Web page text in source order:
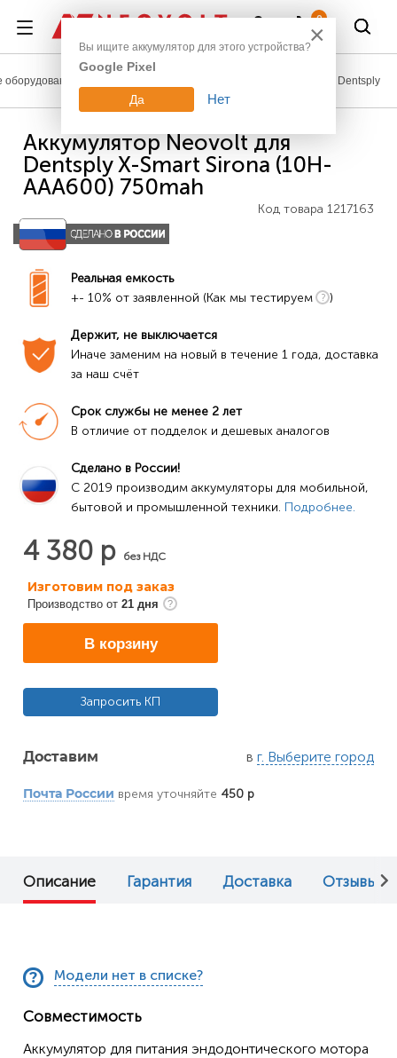
0
Dentsply
Аккумулятор Neovolt для
Dentsply X-Smart Sirona (10H-
AAA600) 750mah
Код товара 1217163
Реальная емкость
+- 10% от заявленной (Как мы тестируем
)
Держит, не выключается
Иначе заменим на новый в течение 1 года, доставка
за наш счёт
Срок службы не менее 2 лет
В отличие от подделок и дешевых аналогов
Сделано в России!
C 2019 производим аккумуляторы для мобильной,
бытовой и промышленной техники. Подробнее.
4 380 р без НДС
Изготовим под заказ
Производство от 21 дня
В корзину
Запросить КП
Доставим в г. Выберите город
Почта России время уточняйте 450 р
Описание Гарантия Доставка Отзывы (0)
Модели нет в списке?
Совместимость
Аккумулятор для питания эндодонтического мотора
×
Вы ищите аккумулятор для этого устройства?
Google Pixel
Да Нет